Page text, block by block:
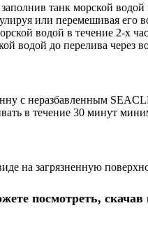
танк морской
или перемешивая его
водой в течение 2-х
водой до перелива
с неразбавленным
в течение 30 минут
на загрязненную
посмотреть, скачав